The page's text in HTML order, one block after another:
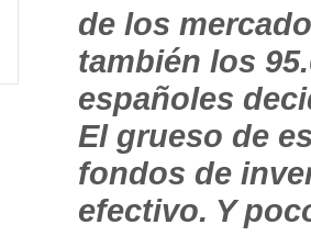
de los
también los
españoles
El grueso de
fondos de
efectivo. Y